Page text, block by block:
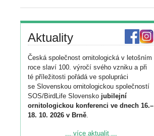
Aktuality
Česká společnost ornitologická v letošním
roce slaví 100. výročí svého vzniku a při
té příležitosti pořádá ve spolupráci
se Slovenskou ornitologickou společností
SOS/BirdLife Slovensko jubilejní
ornitologickou konferenci ve dnech 16.–
18. 10. 2026 v Brně.
Podrobnější informace ke konferenci
... více aktualit ...